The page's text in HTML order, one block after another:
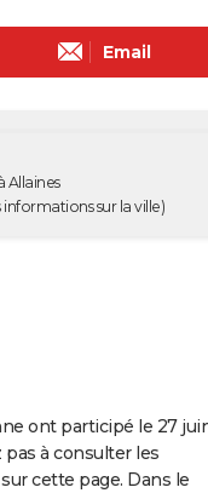
Email
Allaines
sur la ville)
ont participé le 27
à consulter les
cette page. Dans le